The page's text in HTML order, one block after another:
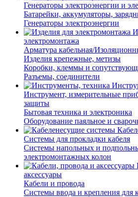
Генераторы электроэнергии и
Батарейки, аккумуляторы,
Генераторы электроэнергии
электромонтажа
Арматура кабельная/
Изделия крепежные, метизы
Коробки, клеммы и
Разъемы, соединители
Инструмент, измерительные
защиты
Бытовая техника и электроника
Оборудование паяльное и
Системы для прокладки кабеля
Системы напольных и
электромонтажных колон
аксессуары
Кабели и провода
Системы ввода и крепления для